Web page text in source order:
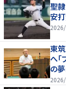
聖
安
東
へ
の